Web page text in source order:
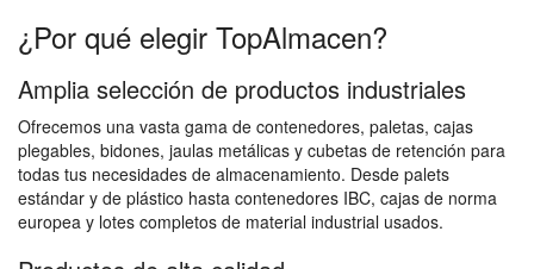
¿Por qué elegir TopAlmacen?
Amplia selección de productos industriales
Ofrecemos una vasta gama de contenedores, paletas, cajas
plegables, bidones, jaulas metálicas y cubetas de retención para
todas tus necesidades de almacenamiento. Desde palets
estándar y de plástico hasta contenedores IBC, cajas de norma
europea y lotes completos de material industrial usados.